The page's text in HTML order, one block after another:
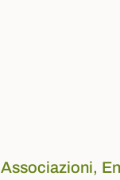
Associazioni,